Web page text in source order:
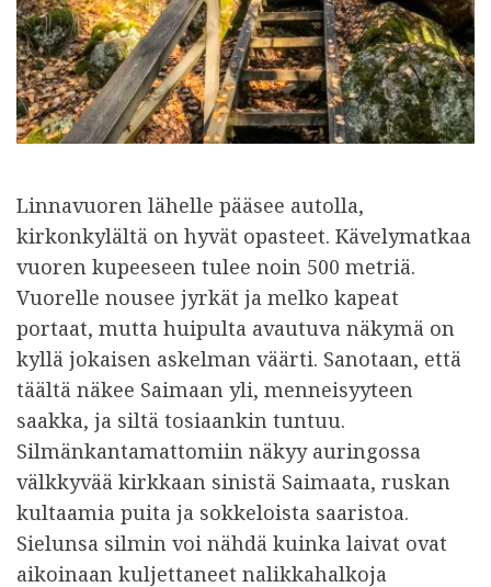
Linnavuoren lähelle pääsee autolla,
kirkonkylältä on hyvät opasteet. Kävelymatkaa
vuoren kupeeseen tulee noin 500 metriä.
Vuorelle nousee jyrkät ja melko kapeat
portaat, mutta huipulta avautuva näkymä on
kyllä jokaisen askelman väärti. Sanotaan, että
täältä näkee Saimaan yli, menneisyyteen
saakka, ja siltä tosiaankin tuntuu.
Silmänkantamattomiin näkyy auringossa
välkkyvää kirkkaan sinistä Saimaata, ruskan
kultaamia puita ja sokkeloista saaristoa.
Sielunsa silmin voi nähdä kuinka laivat ovat
aikoinaan kuljettaneet nalikkahalkoja